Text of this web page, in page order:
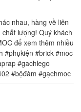
nhau, hàng về liên
lượng! Quý khách
để xem thêm nhiều
#phụkiện #brick #moc
#gachlego
#bộđàm #gạchmoc